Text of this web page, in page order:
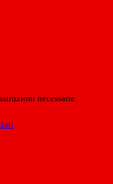
necessarie.